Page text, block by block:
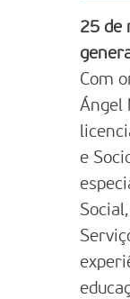
25 de
Com
Ángel
e